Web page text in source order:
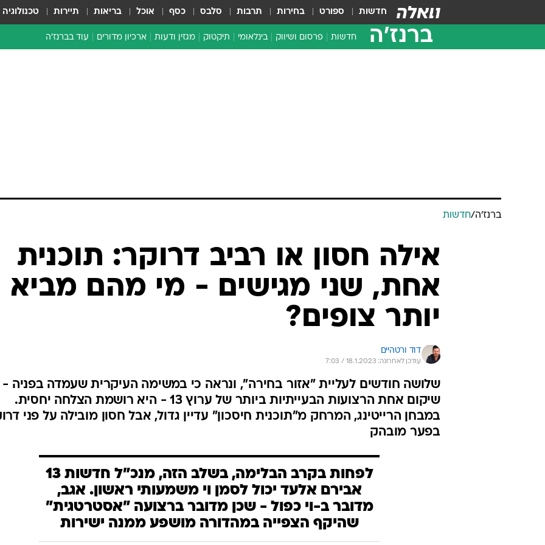
חדשות ספורט בחירות תרבות סלבס כסף אוכל בריאות תיירות טכנולוגיה
ברנז'ה חדשות פרסום ושיווק בינלאומי תיקטוק מגזין ודעות ארכיון מדורים עוד בברנז'ה
ברנז'ה/חדשות
אילה חסון או רביב דרוקר: תוכנית
אחת, שני מגישים - מי מהם מביא
יותר צופים?
דוד ורטהיים
עודכן לאחרונה: 18.1.2023 / 7:03
שלושה חודשים לעליית "אזור בחירה", ונראה כי במשימה העיקרית שעמדה בפניה -
שיקום אחת הרצועות הבעייתיות ביותר של ערוץ 13 - היא רושמת הצלחה יחסית.
במבחן הרייטינג, המרחק מ"תוכנית חיסכון" עדיין גדול, אבל חסון מובילה על פני
בפער מובהק
לפחות בקרב הבלימה, בשלב הזה, מנכ"ל חדשות 13
אבירם אלעד יכול לסמן וי משמעותי ראשון. אגב,
מדובר ב-וי כפול - שכן מדובר ברצועה "אסטרטגית"
שהיקף הצפייה במהדורה מושפע ממנה ישירות